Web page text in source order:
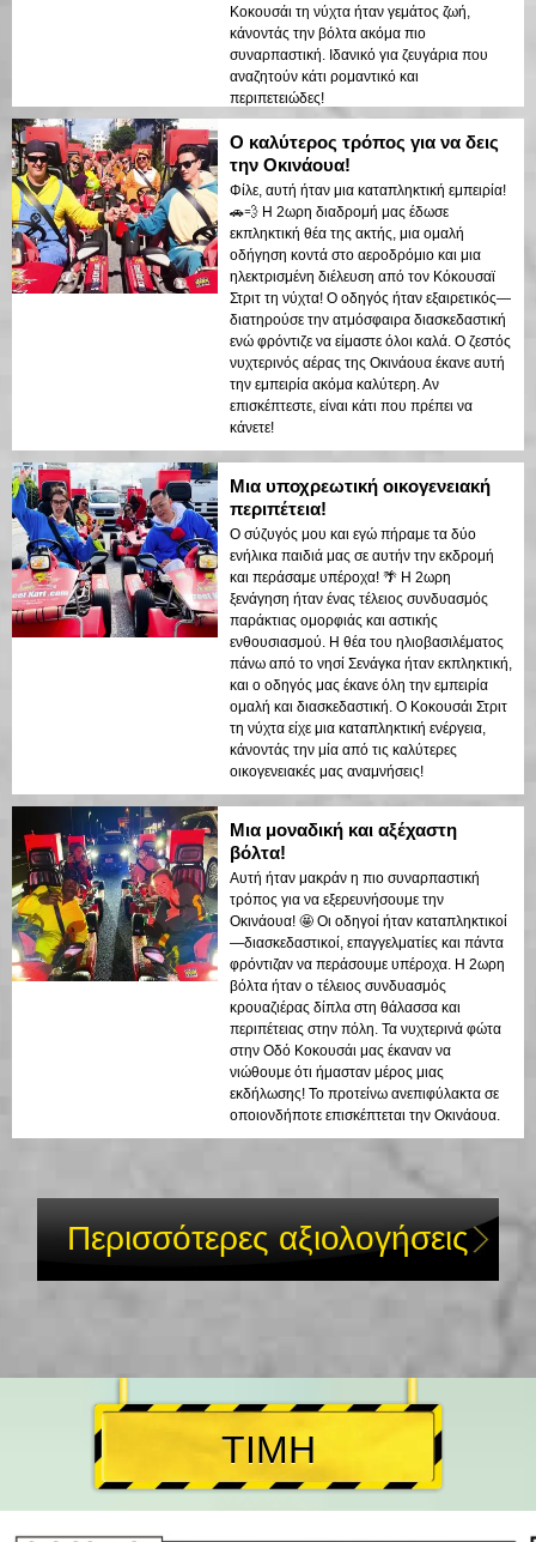
Κοκουσάι τη νύχτα ήταν γεμάτος ζωή,
κάνοντάς την βόλτα ακόμα πιο
συναρπαστική. Ιδανικό για ζευγάρια που
αναζητούν κάτι ρομαντικό και
περιπετειώδες!
Ο καλύτερος τρόπος για να δεις
την Οκινάουα!
Φίλε, αυτή ήταν μια καταπληκτική εμπειρία!
🚗💨 Η 2ωρη διαδρομή μας έδωσε
εκπληκτική θέα της ακτής, μια ομαλή
οδήγηση κοντά στο αεροδρόμιο και μια
ηλεκτρισμένη διέλευση από τον Κόκουσαϊ
Στριτ τη νύχτα! Ο οδηγός ήταν εξαιρετικός—
διατηρούσε την ατμόσφαιρα διασκεδαστική
ενώ φρόντιζε να είμαστε όλοι καλά. Ο ζεστός
νυχτερινός αέρας της Οκινάουα έκανε αυτή
την εμπειρία ακόμα καλύτερη. Αν
επισκέπτεστε, είναι κάτι που πρέπει να
κάνετε!
Μια υποχρεωτική οικογενειακή
περιπέτεια!
Ο σύζυγός μου και εγώ πήραμε τα δύο
ενήλικα παιδιά μας σε αυτήν την εκδρομή
και περάσαμε υπέροχα! 🌴 Η 2ωρη
ξενάγηση ήταν ένας τέλειος συνδυασμός
παράκτιας ομορφιάς και αστικής
ενθουσιασμού. Η θέα του ηλιοβασιλέματος
πάνω από το νησί Σενάγκα ήταν εκπληκτική,
και ο οδηγός μας έκανε όλη την εμπειρία
ομαλή και διασκεδαστική. Ο Κοκουσάι Στριτ
τη νύχτα είχε μια καταπληκτική ενέργεια,
κάνοντάς την μία από τις καλύτερες
οικογενειακές μας αναμνήσεις!
Μια μοναδική και αξέχαστη
βόλτα!
Αυτή ήταν μακράν η πιο συναρπαστική
τρόπος για να εξερευνήσουμε την
Οκινάουα! 🤩 Οι οδηγοί ήταν καταπληκτικοί
—διασκεδαστικοί, επαγγελματίες και πάντα
φρόντιζαν να περάσουμε υπέροχα. Η 2ωρη
βόλτα ήταν ο τέλειος συνδυασμός
κρουαζιέρας δίπλα στη θάλασσα και
περιπέτειας στην πόλη. Τα νυχτερινά φώτα
στην Οδό Κοκουσάι μας έκαναν να
νιώθουμε ότι ήμασταν μέρος μιας
εκδήλωσης! Το προτείνω ανεπιφύλακτα σε
οποιονδήποτε επισκέπτεται την Οκινάουα.
Περισσότερες αξιολογήσεις
ΤΙΜΗ